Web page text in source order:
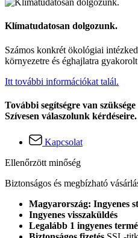
Klímatudatosan dolgozunk.
Számos konkrét ökológiai
környezetre és éghajlatra
Itt további információkat talál.
További segítségre van
Szívesen válaszolunk kérdéseire.
Kapcsolat
Ellenőrzött minőség
Biztonságos és megbízható
Magyarország: Ingyenes
Ingyenes visszaküldés
Legalább 1 ingyenes